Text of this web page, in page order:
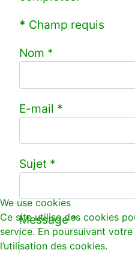
* Champ requis
Nom *
E-mail *
Sujet *
Message*
We use cookies
Ce site utilise des cookies
service. En poursuivant
l’utilisation des cookies.